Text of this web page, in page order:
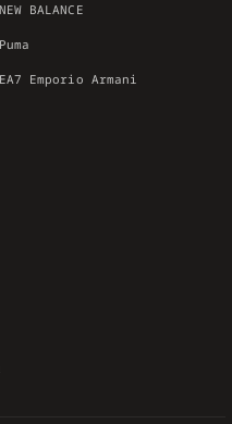
NEW BALANCE
Puma
EA7 Emporio Armani